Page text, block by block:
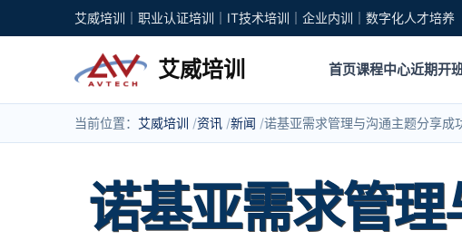
艾威培训｜职业认证培训｜IT技术培训｜企业内训｜数字化人才培养
艾威培训 首页课程中心近期开
当前位置： 艾威培训 资讯 新闻 诺基亚需求管理与沟通主题分享成
诺基亚需求管